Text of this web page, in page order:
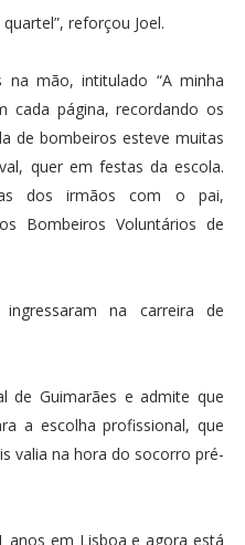
reforçou Joel.
mão, intitulado “A minha
cada página, recordando os
de bombeiros esteve muitas
quer em festas da escola.
dos irmãos com o pai,
Bombeiros Voluntários de
na carreira de
de Guimarães e admite que
a escolha profissional, que
valia na hora do socorro pré-
anos em Lisboa e agora está